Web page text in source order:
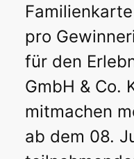
pro
für den
GmbH & Co.
mitmachen
ab dem 08.